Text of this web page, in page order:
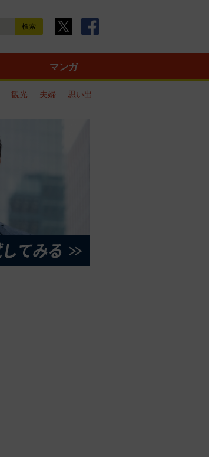
マンガ
観光 夫婦
思い出